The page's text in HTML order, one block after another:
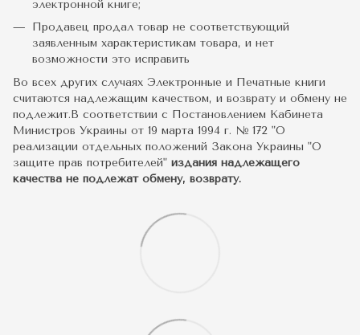
электронной книге;
Продавец продал товар не соответствующий
заявленным характеристикам товара, и нет
возможности это исправить
Во всех других случаях Электронные и Печатные книги
считаются надлежащим качеством, и возврату и обмену не
подлежит.В соответствии с Постановлением Кабинета
Министров Украины от 19 марта 1994 г. № 172 "О
реализации отдельных положений Закона Украины "О
защите прав потребителей" издания надлежащего
качества не подлежат обмену, возврату.